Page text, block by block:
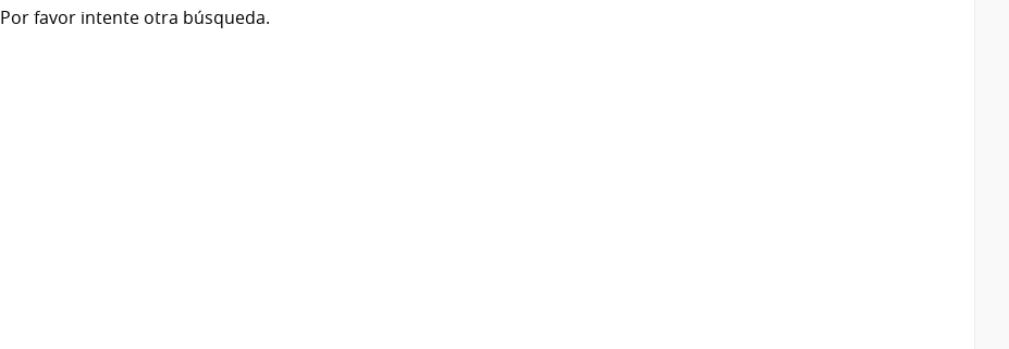
Por favor intente otra búsqueda.